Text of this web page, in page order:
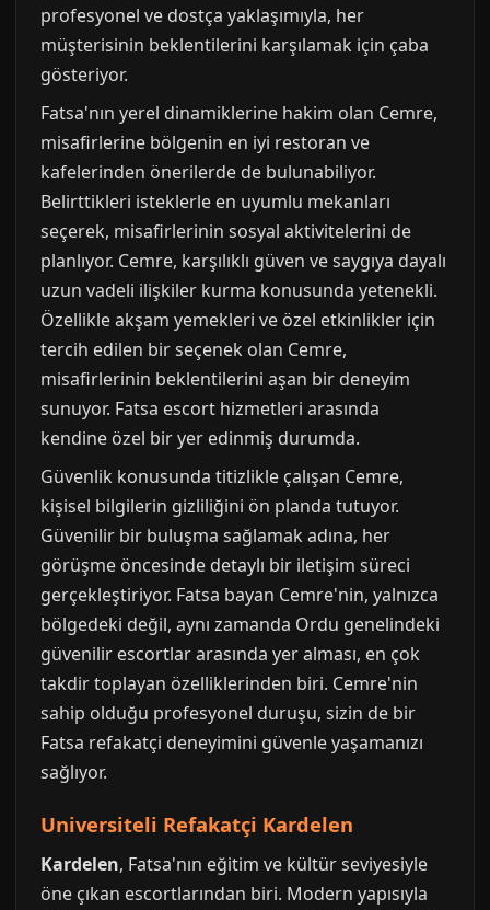
profesyonel ve dostça yaklaşımıyla, her
müşterisinin beklentilerini karşılamak için çaba
gösteriyor.
Fatsa'nın yerel dinamiklerine hakim olan Cemre,
misafirlerine bölgenin en iyi restoran ve
kafelerinden önerilerde de bulunabiliyor.
Belirttikleri isteklerle en uyumlu mekanları
seçerek, misafirlerinin sosyal aktivitelerini de
planlıyor. Cemre, karşılıklı güven ve saygıya dayalı
uzun vadeli ilişkiler kurma konusunda yetenekli.
Özellikle akşam yemekleri ve özel etkinlikler için
tercih edilen bir seçenek olan Cemre,
misafirlerinin beklentilerini aşan bir deneyim
sunuyor. Fatsa escort hizmetleri arasında
kendine özel bir yer edinmiş durumda.
Güvenlik konusunda titizlikle çalışan Cemre,
kişisel bilgilerin gizliliğini ön planda tutuyor.
Güvenilir bir buluşma sağlamak adına, her
görüşme öncesinde detaylı bir iletişim süreci
gerçekleştiriyor. Fatsa bayan Cemre'nin, yalnızca
bölgedeki değil, aynı zamanda Ordu genelindeki
güvenilir escortlar arasında yer alması, en çok
takdir toplayan özelliklerinden biri. Cemre'nin
sahip olduğu profesyonel duruşu, sizin de bir
Fatsa refakatçi deneyimini güvenle yaşamanızı
sağlıyor.
Universiteli Refakatçi Kardelen
Kardelen, Fatsa'nın eğitim ve kültür seviyesiyle
öne çıkan escortlarından biri. Modern yapısıyla